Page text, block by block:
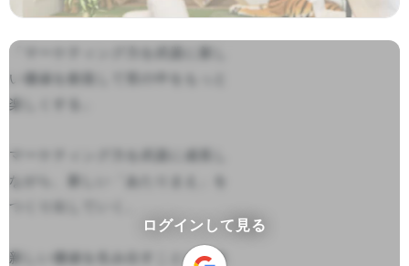
「マーケティング力を武器に新し
い価値を創造して世の中をもっと
楽しくする」
マーケティング力を武器に成長し
ながら、新しい「あたりまえ」を
つくり出していく。
新しい価値を生み出すことに特化
ログインして見る